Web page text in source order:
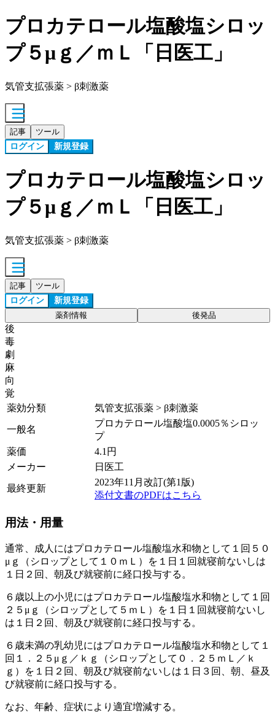
プロカテロール塩酸塩シロッ
プ５μｇ／ｍＬ「日医工」
気管支拡張薬 > β刺激薬
記事 ツール
ログイン 新規登録
プロカテロール塩酸塩シロッ
プ５μｇ／ｍＬ「日医工」
気管支拡張薬 > β刺激薬
記事 ツール
ログイン 新規登録
薬剤情報 後発品
後
毒
劇
麻
向
覚
薬効分類
気管支拡張薬 > β刺激薬
一般名
プロカテロール塩酸塩0.0005％シロッ
プ
薬価
4.1 円
メーカー
日医工
最終更新
2023年11月改訂(第1版)
添付文書のPDFはこちら
用法・用量
通常、成人にはプロカテロール塩酸塩水和物として１回５０
μｇ（シロップとして１０ｍＬ）を１日１回就寝前ないしは
１日２回、朝及び就寝前に経口投与する。
６歳以上の小児にはプロカテロール塩酸塩水和物として１回
２５μｇ（シロップとして５ｍＬ）を１日１回就寝前ないし
は１日２回、朝及び就寝前に経口投与する。
６歳未満の乳幼児にはプロカテロール塩酸塩水和物として１
回１．２５μｇ／ｋｇ（シロップとして０．２５ｍＬ／ｋ
ｇ）を１日２回、朝及び就寝前ないしは１日３回、朝、昼及
び就寝前に経口投与する。
なお、年齢、症状により適宜増減する。